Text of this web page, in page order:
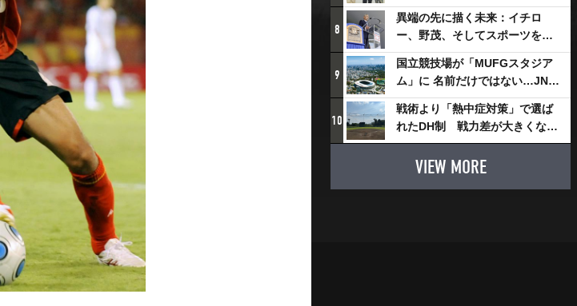
スチャダラパーが川崎新！アリ
ーナシティ・プロジェクトを語
る 「楽しみでしかないでしょ。
川崎は、ずっと成長曲線だか
ら」
8
異端の先に描く未来：イチロ
ー、野茂、そしてスポーツを支
える科学界の挑戦
9
国立競技場が「MUFGスタジア
ム」に 名前だけではない…JNSE
とMUFGが“共創”し描く地域活
性化・社会価値創造の近未来図
とは
10
戦術より「熱中症対策」で選ば
れたDH制 戦力差が大きくなる
懸念も
VIEW MORE